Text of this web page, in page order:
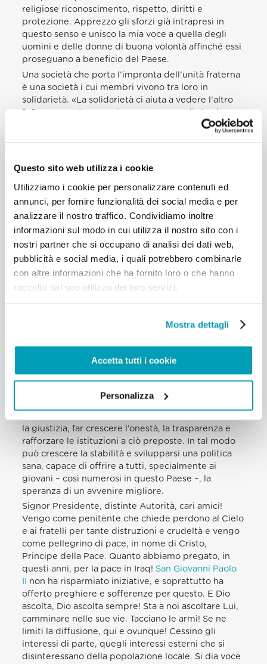
Questo sito web utilizza i cookie
Utilizziamo i cookie per personalizzare contenuti ed
annunci, per fornire funzionalità dei social media e per
analizzare il nostro traffico. Condividiamo inoltre
informazioni sul modo in cui utilizza il nostro sito con i
nostri partner che si occupano di analisi dei dati web,
pubblicità e social media, i quali potrebbero combinarle
con altre informazioni che ha fornito loro o che hanno
raccolto dal suo utilizzo dei loro servizi.
Mostra dettagli
Accetta tutti i cookie
Personalizza
religiose riconoscimento, rispetto, diritti e
protezione. Apprezzo gli sforzi già intrapresi in
questo senso e unisco la mia voce a quella degli
uomini e delle donne di buona volontà affinché essi
proseguano a beneficio del Paese.
Una società che porta l’impronta dell’unità fraterna
è una società i cui membri vivono tra loro in
solidarietà. «La solidarietà ci aiuta a vedere l’altro
[…] come nostro prossimo, compagno di strada»
Messaggio per la 54ª Giornata Mondiale della Pace,
violenza, della persecuzione e del terrorismo hanno
perduto familiari e persone care, casa e beni
primari. Ma penso a tutta la gente che lotta ogni
giorno in cerca di sicurezza e di mezzi per andare
povertà. Il «saperci responsabili della fragilità degli
altri» (Enc.Fratelli tutti , 115) dovrebbe ispirare ogni
sforzo per creare concrete opportunità sia sul piano
economico sia nell’ambito dell’educazione, come
bene: in modo che tutti possano avere una vita
In quanto responsabili politici e diplomatici, siete
chiamati a promuovere questo spirito di solidarietà
fraterna. È necessario contrastare la piaga della
corruzione, gli abusi di potere e l’illegalità, ma non
la giustizia, far crescere l’onestà, la trasparenza e
rafforzare le istituzioni a ciò preposte. In tal modo
può crescere la stabilità e svilupparsi una politica
sana, capace di offrire a tutti, specialmente ai
giovani – così numerosi in questo Paese –, la
speranza di un avvenire migliore.
Signor Presidente, distinte Autorità, cari amici!
Vengo come penitente che chiede perdono al Cielo
e ai fratelli per tante distruzioni e crudeltà e vengo
come pellegrino di pace, in nome di Cristo,
Principe della Pace. Quanto abbiamo pregato, in
questi anni, per la pace in Iraq! San Giovanni Paolo
II non ha risparmiato iniziative, e soprattutto ha
offerto preghiere e sofferenze per questo. E Dio
ascolta, Dio ascolta sempre! Sta a noi ascoltare Lui,
camminare nelle sue vie. Tacciano le armi! Se ne
limiti la diffusione, qui e ovunque! Cessino gli
interessi di parte, quegli interessi esterni che si
disinteressano della popolazione locale. Si dia voce